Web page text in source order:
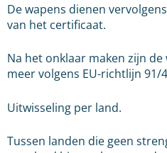
De wapens dienen
van het certificaat.
Na het onklaar maken zijn
meer volgens EU-richtlijn 91/
Uitwisseling per land.
Tussen landen die geen